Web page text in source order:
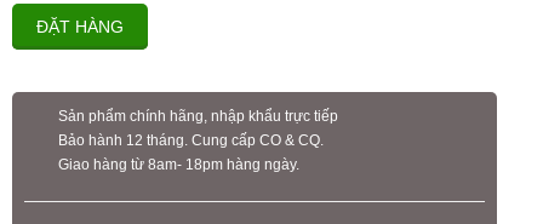
ĐẶT HÀNG
Sản phẩm chính hãng, nhập khẩu trực tiếp
Bảo hành 12 tháng. Cung cấp CO & CQ.
Giao hàng từ 8am- 18pm hàng ngày.